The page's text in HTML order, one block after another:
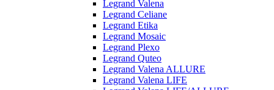
Legrand Valena
Legrand Celiane
Legrand Etika
Legrand Mosaic
Legrand Plexo
Legrand Quteo
Legrand Valena ALLURE
Legrand Valena LIFE